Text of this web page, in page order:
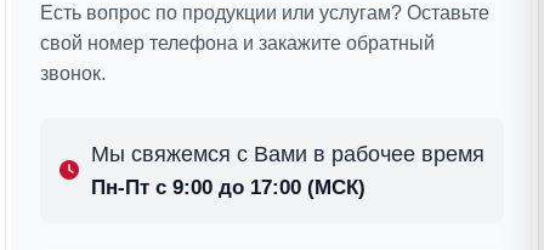
Есть вопрос по продукции или услугам? Оставьте
свой номер телефона и закажите обратный
звонок.
Мы свяжемся с Вами в рабочее время
Пн-Пт с 9:00 до 17:00 (МСК)